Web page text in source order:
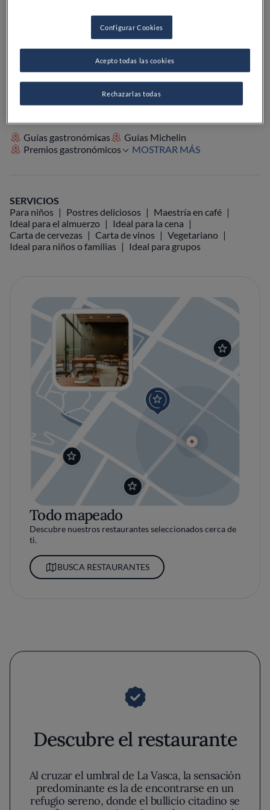
+34 947 31 13 01
VISITAR WEB
Guías gastronómicas
Guías Michelin
Premios gastronómicos
MOSTRAR MÁS
SERVICIOS
Para niños
Postres deliciosos
Maestría en café
Ideal para el almuerzo
Ideal para la cena
Carta de cervezas
Carta de vinos
Vegetariano
Ideal para niños o familias
Ideal para grupos
Todo mapeado
Descubre nuestros restaurantes seleccionados cerca de
ti.
BUSCA RESTAURANTES
Descubre el restaurante
Al cruzar el umbral de La Vasca, la sensación
predominante es la de encontrarse en un
refugio sereno, donde el bullicio citadino se
Configurar Cookies
Rechazarlas todas
Acepto todas las cookies